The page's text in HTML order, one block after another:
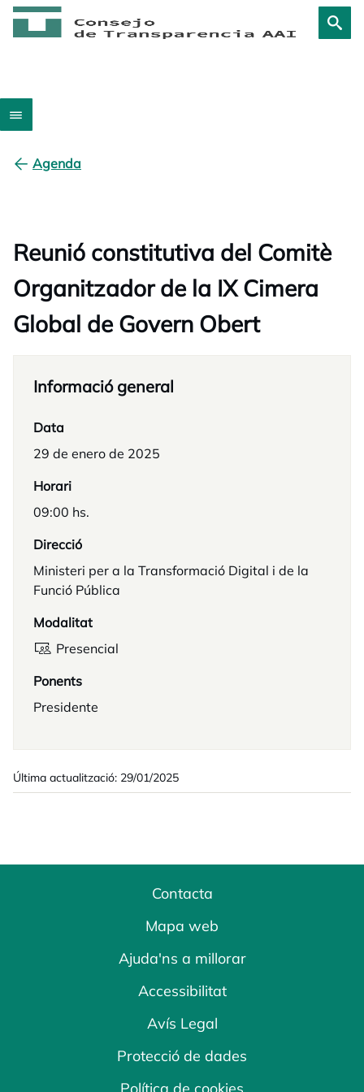
Agenda
Reunió constitutiva del Comitè
Organitzador de la IX Cimera
Global de Govern Obert
Informació general
Data
29 de enero de 2025
Horari
09:00 hs.
Direcció
Ministeri per a la Transformació Digital i de la
Funció Pública
Modalitat
Presencial
Ponents
Presidente
Última actualització: 29/01/2025
Contacta
Mapa web
Ajuda'ns a millorar
Accessibilitat
Avís Legal
Protecció de dades